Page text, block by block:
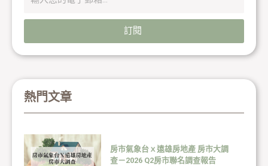
訂閱
熱門文章
房市氣象台ｘ遠雄房地產 房市大調
查－2026 Q2房市聯名調查報告